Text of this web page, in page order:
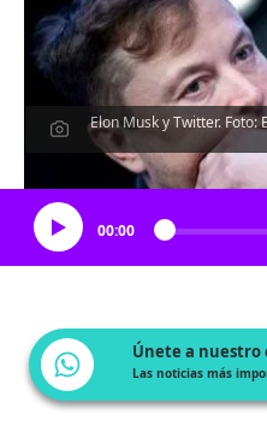
Elon Musk y Twitter. Foto:
00:00
Únete a nuestro
Las noticias más